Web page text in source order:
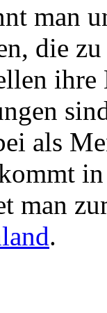
man
die
als
man
.